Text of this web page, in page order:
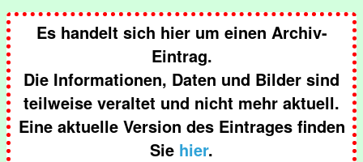
Es handelt sich hier um einen Archiv-
Eintrag.
Die Informationen, Daten und Bilder sind
teilweise veraltet und nicht mehr aktuell.
Eine aktuelle Version des Eintrages finden
Sie hier.